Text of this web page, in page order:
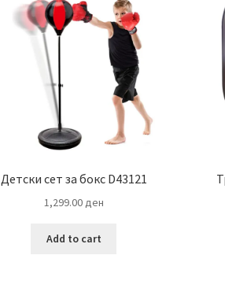
Детски сет за бокс D43121
1,299.00ден
Add to cart